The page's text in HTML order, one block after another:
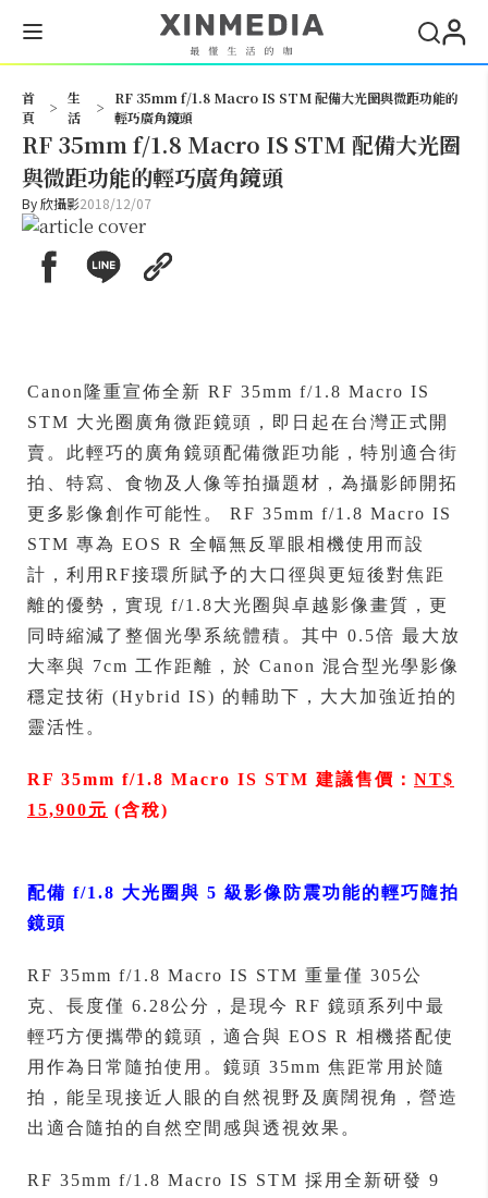
首
頁
>
生
活
>
RF 35mm f/1.8 Macro IS STM 配備大光圈與微距功能的
輕巧廣角鏡頭
RF 35mm f/1.8 Macro IS STM 配備大光圈
與微距功能的輕巧廣角鏡頭
By欣攝影2018/12/07
Canon隆重宣佈全新 RF 35mm f/1.8 Macro IS
STM 大光圈廣角微距鏡頭，即日起在台灣正式開
賣。此輕巧的廣角鏡頭配備微距功能，特別適合街
拍、特寫、食物及人像等拍攝題材，為攝影師開拓
更多影像創作可能性。 RF 35mm f/1.8 Macro IS
STM 專為 EOS R 全幅無反單眼相機使用而設
計，利用RF接環所賦予的大口徑與更短後對焦距
離的優勢，實現 f/1.8大光圈與卓越影像畫質，更
同時縮減了整個光學系統體積。其中 0.5倍 最大放
大率與 7cm 工作距離，於 Canon 混合型光學影像
穩定技術 (Hybrid IS) 的輔助下，大大加強近拍的
靈活性。
RF 35mm f/1.8 Macro IS STM 建議售價： NT$
15,900元 (含稅)
配備 f/1.8 大光圈與 5 級影像防震功能的輕巧隨拍
鏡頭
RF 35mm f/1.8 Macro IS STM 重量僅 305公
克、長度僅 6.28公分，是現今 RF 鏡頭系列中最
輕巧方便攜帶的鏡頭，適合與 EOS R 相機搭配使
用作為日常隨拍使用。鏡頭 35mm 焦距常用於隨
拍，能呈現接近人眼的自然視野及廣闊視角，營造
出適合隨拍的自然空間感與透視效果。
RF 35mm f/1.8 Macro IS STM 採用全新研發 9